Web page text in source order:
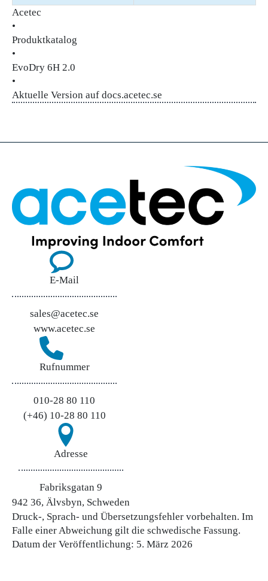
Acetec
•
Produktkatalog
•
EvoDry 6H 2.0
•
Aktuelle Version auf docs.acetec.se
E-Mail
sales@acetec.se
www.acetec.se
Rufnummer
010-28 80 110
(+46) 10-28 80 110
Adresse
Fabriksgatan 9
942 36, Älvsbyn, Schweden
Druck-, Sprach- und Übersetzungsfehler vorbehalten. Im
Falle einer Abweichung gilt die schwedische Fassung.
Datum der Veröffentlichung: 5. März 2026